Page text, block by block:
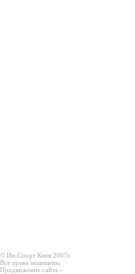
© Ин-Спорт Киев 2007г.
Все права защищены.
Продвижение сайта -